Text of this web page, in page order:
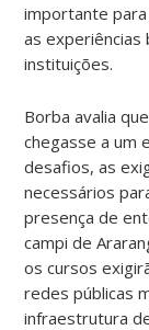
importante
as experiências
instituições.
Borba avalia
chegasse a um
desafios, as
necessários
presença de
campi de
os cursos
redes públicas
infraestrutura